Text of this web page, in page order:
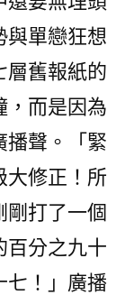
與單戀狂想
層舊報紙的
，而是因為
播聲。「緊
大修正！所
剛打了一個
百分之九十
七！」廣播